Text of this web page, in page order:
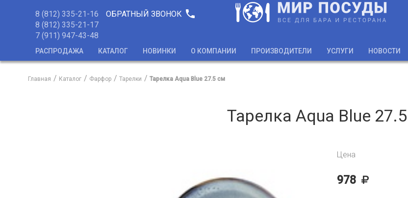
8 (812) 335-21-16
8 (812) 335-21-17
7 (911) 947-43-48
ОБРАТНЫЙ ЗВОНОК phone
РАСПРОДАЖА КАТАЛОГ НОВИНКИ О КОМПАНИИ ПРОИЗВОДИТЕЛИ УСЛУГИ НОВОСТИ
Главная Каталог Фарфор Тарелки Тарелка Aqua Blue 27.5 см
Тарелка Aqua Blue
Цена
978